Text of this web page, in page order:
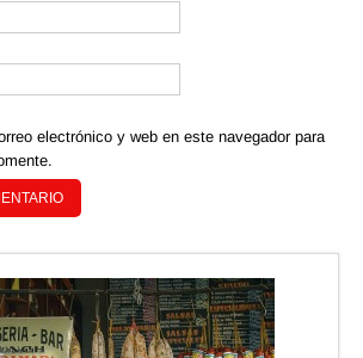
electrónico y web en este navegador para